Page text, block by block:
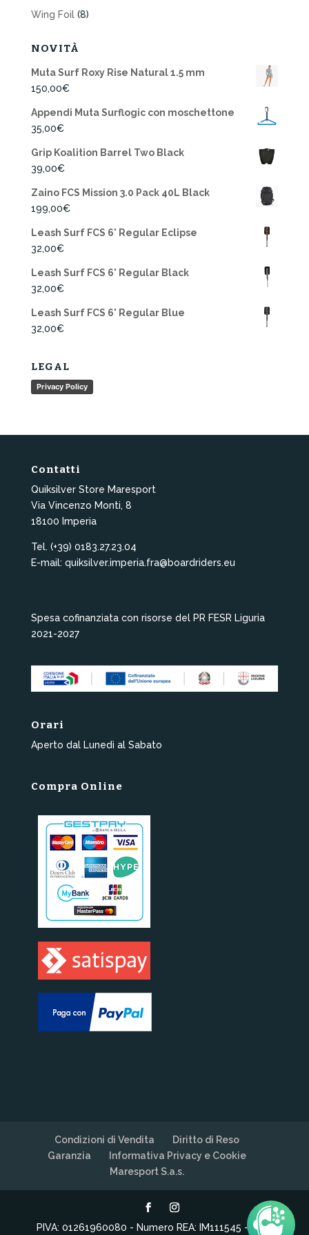
Wing Foil (8)
NOVITÀ
Muta Surf Roxy Rise Natural 1.5 mm
150,00€
Appendi Muta Surflogic con moschettone
35,00€
Grip Koalition Barrel Two Black
39,00€
Zaino FCS Mission 3.0 Pack 40L Black
199,00€
Leash Surf FCS 6' Regular Eclipse
32,00€
Leash Surf FCS 6' Regular Black
32,00€
Leash Surf FCS 6' Regular Blue
32,00€
LEGAL
Privacy Policy
Contatti
Quiksilver Store Maresport
Via Vincenzo Monti, 8
18100 Imperia
Tel. (+39) 0183.27.23.04
E-mail: quiksilver.imperia.fra@boardriders.eu
Spesa cofinanziata con risorse del PR FESR Liguria
2021-2027
Orari
Aperto dal Lunedì al Sabato
Compra Online
Condizioni di Vendita
Diritto di Reso
Garanzia
Informativa Privacy e Cookie
Maresport S.a.s.
PIVA: 01261960080 - Numero REA: IM111545 - PEC: